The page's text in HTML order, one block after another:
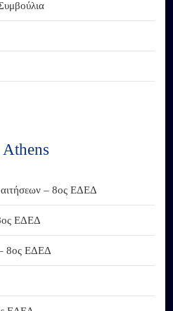
– 8ος ΕΔΕΔ
ΕΔΕΔ
– 8ος ΕΔΕΔ